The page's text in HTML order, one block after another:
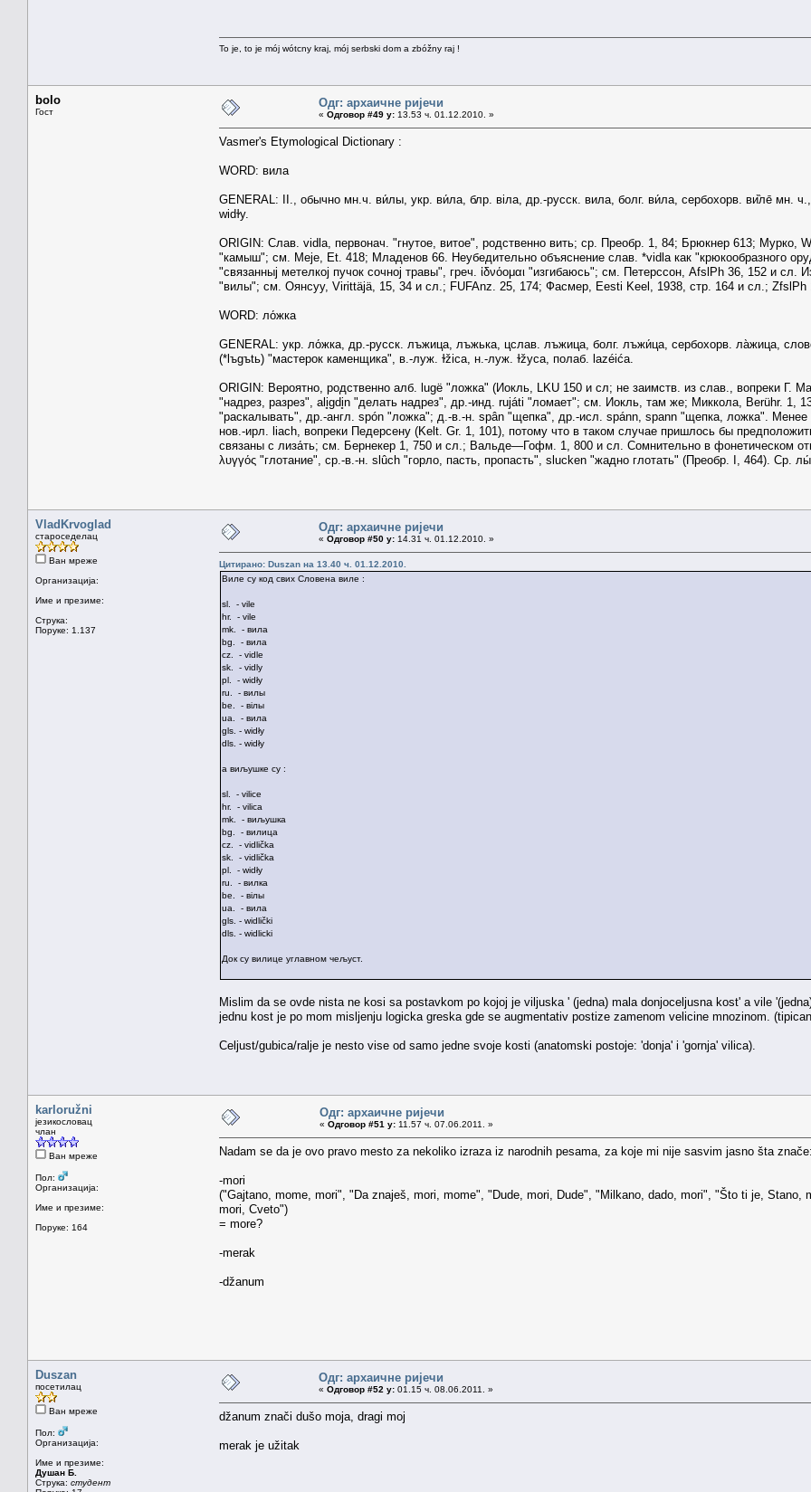
To je, to je mój wótcny kraj, mój serbski dom a zbóžny raj !
bolo
Гост
Одг: архаичне ријечи
« Одговор #49 у: 13.53 ч. 01.12.2010. »
Vasmer's Etymological Dictionary :
WORD: вила
GENERAL: II., обычно мн.ч. ви́лы, укр. ви́ла, блр. вiла, др.-русск. вила, болг. ви́ла, сербохорв. ви̏ле̄ мн.
widɫy.
ORIGIN: Слав. vidla, первонач. "гнутое, витое", родственно вить; ср. Преобр. 1, 84; Брюкнер 613; Мурко,
"камыш"; см. Меjе, Et. 418; Младенов 66. Неубедительно объяснение слав. *vidla как "крюкообразного
"связанныj метелкоj пучок сочноj травы", греч. ἰδνόομαι "изгибаюсь"; см. Петерссон, AfslPh 36, 152 и сл.
"вилы"; см. Оянсуу, Virittäjä, 15, 34 и сл.; FUFAnz. 25, 174; Фасмер, Eesti Keel, 1938, стр. 164 и сл.;
WORD: ло́жка
GENERAL: укр. ло́жка, др.-русск. лъжица, лъжька, цслав. лъжица, болг. лъжи́ца, сербохорв. ла̀жица,
(*lъgъtь) "мастерок каменщика", в.-луж. ɫžiса, н.-луж. ɫžуса, полаб. lazéića.
ORIGIN: Вероятно, родственно алб. lugë "ложка" (Иокль, LKU 150 и сл; не заимств. из слав., вопреки Г.
"надрез, разрез", ali̥gdi̥n "делать надрез", др.-инд. rujáti "ломает"; см. Иокль, там же; Миккола, Berühr. 1,
"раскалывать", др.-англ. spón "ложка"; д.-в.-н. spân "щепка", др.-исл. spánn, sраnn "щепка, ложка".
нов.-ирл. liach, вопреки Педерсену (Kelt. Gr. 1, 101), потому что в таком случае пришлось бы
связаны с лиза́ть; см. Бернекер 1, 750 и сл.; Вальде—Гофм. 1, 800 и сл. Сомнительно в фонетическом
λυγγός "глотание", ср.-в.-н. slûch "горло, пасть, пропасть", slucken "жадно глотать" (Преобр. I, 464). Ср.
VladKrvoglad
староседелац
Ван мреже
Организација:
Име и презиме:
Струка:
Поруке: 1.137
Одг: архаичне ријечи
« Одговор #50 у: 14.31 ч. 01.12.2010. »
Цитирано: Duszan на 13.40 ч. 01.12.2010.
Виле су код свих Словена виле :
sl. - vile
hr. - vile
mk. - вила
bg. - вила
cz. - vidle
sk. - vidly
pl. - widły
ru. - вилы
be. - вілы
ua. - вила
gls. - widły
dls. - widły
а виљушке су :
sl. - vilice
hr. - vilicа
mk. - виљушка
bg. - вилица
cz. - vidlička
sk. - vidlička
pl. - widły
ru. - вилка
be. - вілы
ua. - вила
gls. - widlički
dls. - widlicki
Док су вилице углавном чељуст.
Mislim da se ovde nista ne kosi sa postavkom po kojoj je viljuska ' (jedna) mala donjoceljusna kost' a vile
jednu kost je po mom misljenju logicka greska gde se augmentativ postize zamenom velicine mnozinom.
Celjust/gubica/ralje je nesto vise od samo jedne svoje kosti (anatomski postoje: 'donja' i 'gornja' vilica).
karloružni
језикословац
члан
Ван мреже
Пол:
Организација:
Име и презиме:
Поруке: 164
Одг: архаичне ријечи
« Одговор #51 у: 11.57 ч. 07.06.2011. »
Nadam se da je ovo pravo mesto za nekoliko izraza iz narodnih pesama, za koje mi nije sasvim jasno šta znače:
-mori
("Gajtano, mome, mori", "Da znaješ, mori, mome", "Dude, mori, Dude", "Milkano, dado, mori", "Što ti je,
mori, Cveto")
= more?
-merak
-džanum
Duszan
посетилац
Ван мреже
Пол:
Организација:
Име и презиме:
Душан Б.
Струка: студент
Одг: архаичне ријечи
« Одговор #52 у: 01.15 ч. 08.06.2011. »
džanum znači dušo moja, dragi moj
merak je užitak